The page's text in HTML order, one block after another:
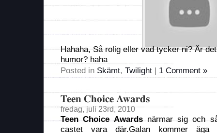
Hahaha, Så rolig eller vad tycker ni? Är
humor? haha
Posted in Skämt, Twilight | 1 Comment »
Teen Choice Awards
fredag, juli 23rd, 2010
Teen Choice Awardsnärmar sig och
castet vara där.Galan kommer